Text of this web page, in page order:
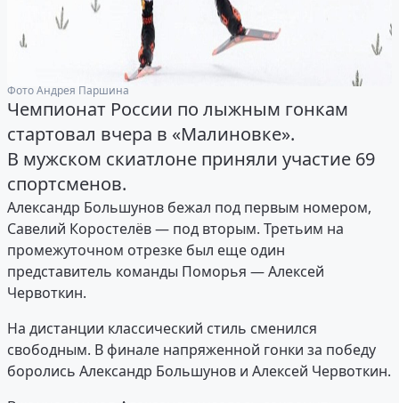
Фото Андрея Паршина
Чемпионат России по лыжным гонкам
стартовал вчера в «Малиновке».
В мужском скиатлоне приняли участие 69
спортсменов.
Александр Большунов бежал под первым номером,
Савелий Коростелёв — под вторым. Третьим на
промежуточном отрезке был еще один
представитель команды Поморья — Алексей
Червоткин.
На дистанции классический стиль сменился
свободным. В финале напряженной гонки за победу
боролись Александр Большунов и Алексей Червоткин.